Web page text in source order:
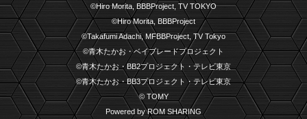
©Hiro Morita, BBBProject, TV TOKYO
©Hiro Morita, BBBProject
©Takafumi Adachi, MFBBProject, TV Tokyo
©青木たかお・ベイブレードプロジェクト
©青木たかお・BB2プロジェクト・テレビ東京
©青木たかお・BB3プロジェクト・テレビ東京
© TOMY
Powered by ROM SHARING